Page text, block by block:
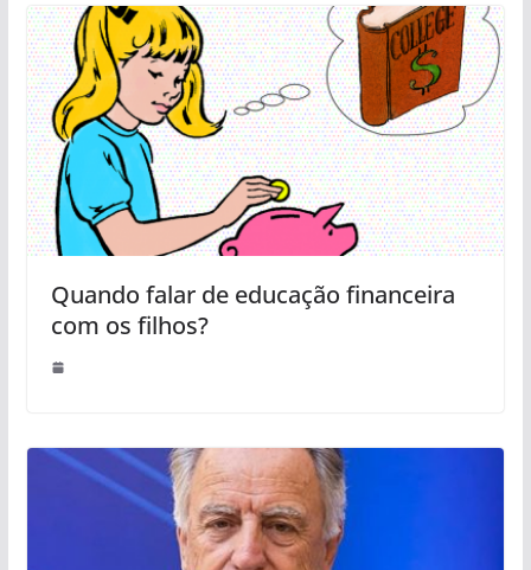
Quando falar de educação financeira
com os filhos?